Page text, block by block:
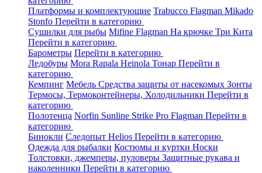
Платформы и комплектующие Trabucco Flagman Mikado
Stonfo Перейти в категорию
Сушилки для рыбы Mifine Flagman На крючке Три Кита
Перейти в категорию
Барометры Перейти в категорию
Ледобуры Mora Rapala Heinola Тонар Перейти в
категорию
Кемпинг Мебель Средства защиты от насекомых Зонты
Термосы, Термоконтейнеры, Холодильники Перейти в
категорию
Полотенца Norfin Sunline Strike Pro Flagman Перейти в
категорию
Бинокли Следопыт Helios Перейти в категорию
Одежда для рыбалки Костюмы и куртки Носки
Толстовки, джемперы, пуловеры Защитные рукава и
наколенники Перейти в категорию